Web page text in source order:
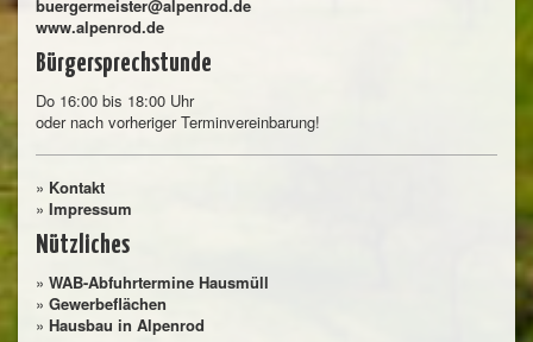
buergermeister@alpenrod.de
www.alpenrod.de
Bürgersprechstunde
Do 16:00 bis 18:00 Uhr
oder nach vorheriger Terminvereinbarung!
» Kontakt
» Impressum
Nützliches
» WAB-Abfuhrtermine Hausmüll
» Gewerbeflächen
» Hausbau in Alpenrod